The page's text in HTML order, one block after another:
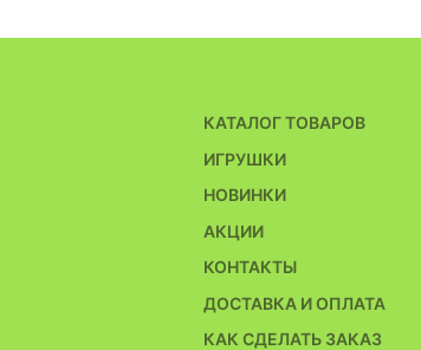
КАТАЛОГ ТОВАРОВ
ИГРУШКИ
НОВИНКИ
АКЦИИ
КОНТАКТЫ
ДОСТАВКА И ОПЛАТА
КАК СДЕЛАТЬ ЗАКАЗ